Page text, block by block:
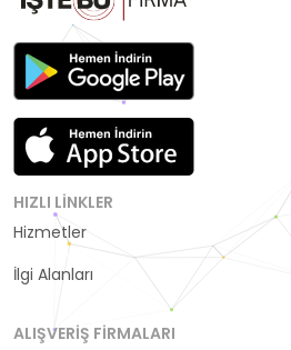
HIZLI LINKLER
Hizmetler
Kategoriler
İlgi Alanları
ALIŞVERIŞ FIRMALARI